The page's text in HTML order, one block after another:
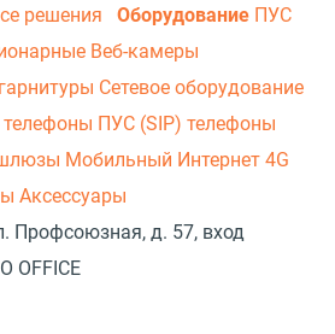
решения Оборудование ПУС
Веб-камеры
Сетевое оборудование
телефоны ПУС (SIP) телефоны
Мобильный Интернет 4G
Аксессуары
Профсоюзная, д. 57, вход
OFFICE